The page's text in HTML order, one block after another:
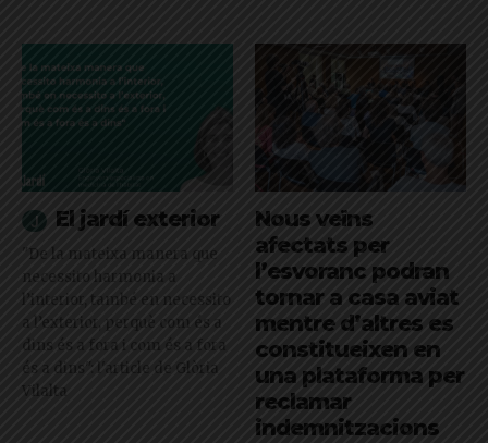
El jardí exterior
"De la mateixa manera que
necessito harmonia a
l’interior, també en necessito
a l’exterior, perquè com és a
dins és a fora i com és a fora
és a dins": l'article de Glòria
Vilalta
Nous veïns
afectats per
l’esvoranc podran
tornar a casa aviat
mentre d’altres es
constitueixen en
una plataforma per
reclamar
indemnitzacions